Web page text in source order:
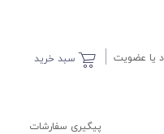
سبد خرید یا عضویت
پیگیری سفارشات